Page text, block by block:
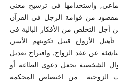
واستخدامها في ترسيخ معنى
من قوامة الرجل في القرآن
أجل التخلص من الأفكار البالية في
الأزواج قبيل تكوينهم الأسر,
عن عقد الزواج. واقتراح تعديل
الشخصية بجعل دعوى الطاعة أو
الزوجية من اختصاص المحكمة